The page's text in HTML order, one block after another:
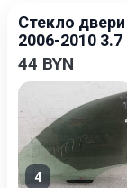
Стекло
2006-2010 3.7
44 BYN
4